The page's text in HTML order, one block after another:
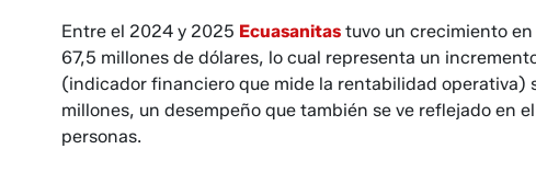
Entre el 2024 y 2025 Ecuasanitas tuvo un crecimiento
67,5 mi­llones de dólares, lo cual representa un
(indicador finan­ciero que mide la rentabilidad operati­va)
millones, un desempe­ño que también se ve reflejado en
personas.